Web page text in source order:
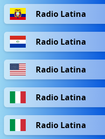
Radio Latina
Radio Latina
Radio Latina
Radio Latina
Radio Latina